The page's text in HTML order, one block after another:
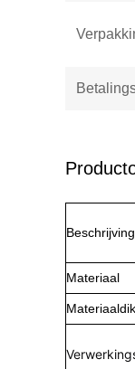
Beschrijving
Materiaal